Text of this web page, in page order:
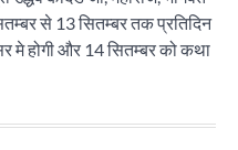
से 13 सितम्बर तक प्रतिदिन
मे होगी और 14 सितम्बर को कथा
August 10, 2026
राष्ट्रीय एकता को मिलेगा नया